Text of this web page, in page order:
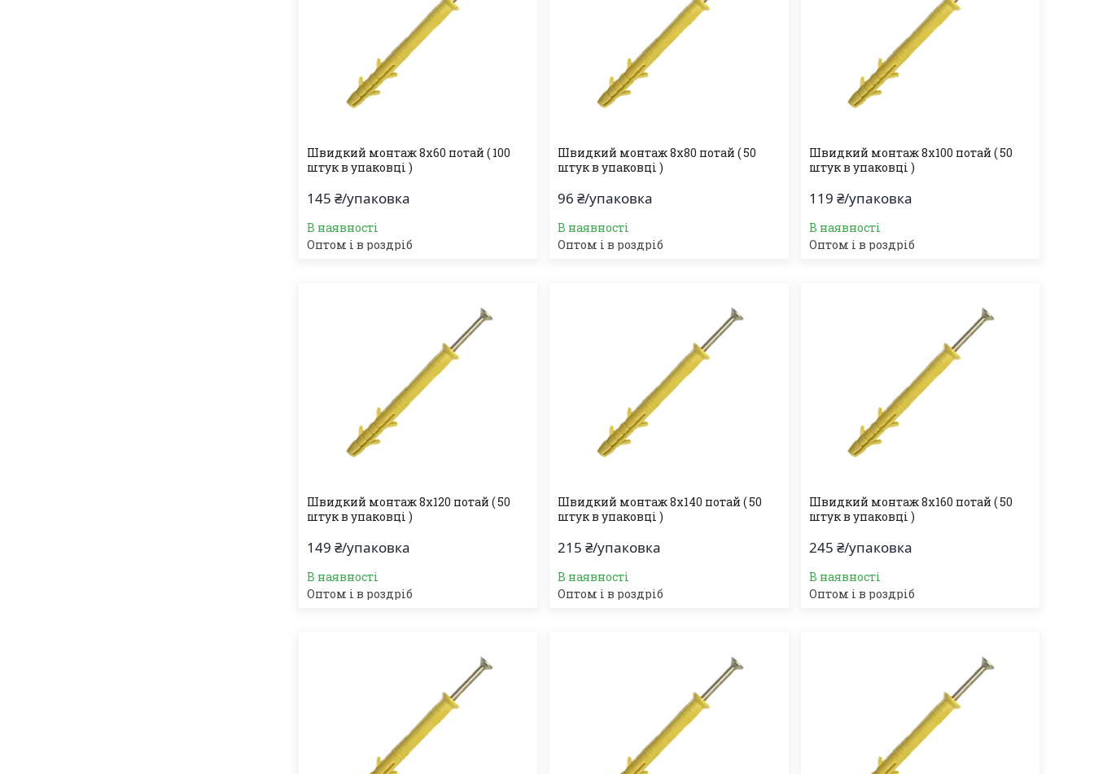
Швидкий монтаж 8х60 потай ( 100
штук в упаковці )
145 ₴/упаковка
В наявності
Оптом і в роздріб
Швидкий монтаж 8х80 потай ( 50
штук в упаковці )
96 ₴/упаковка
В наявності
Оптом і в роздріб
Швидкий монтаж 8х100 потай ( 50
штук в упаковці )
119 ₴/упаковка
В наявності
Оптом і в роздріб
Швидкий монтаж 8х120 потай ( 50
штук в упаковці )
149 ₴/упаковка
В наявності
Оптом і в роздріб
Швидкий монтаж 8х140 потай ( 50
штук в упаковці )
215 ₴/упаковка
В наявності
Оптом і в роздріб
Швидкий монтаж 8х160 потай ( 50
штук в упаковці )
245 ₴/упаковка
В наявності
Оптом і в роздріб